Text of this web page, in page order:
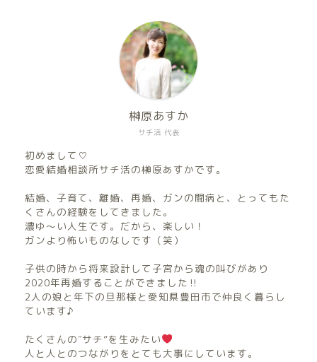
サチ活 代表
榊原あすか
初めまして♡
恋愛結婚相談所サチ活の榊原あすかです。
結婚、子育て、離婚、再婚、ガンの闘病と、とってもた
くさんの経験をしてきました。
濃ゆ〜い人生です。だから、楽しい！
ガンより怖いものなしです（笑）
子供の時から将来設計して子宮から魂の叫びがあり
2020年再婚することができました‼︎
2人の娘と年下の旦那様と愛知県豊田市で仲良く暮らし
ています♪
たくさんの″サチ”を生みたい
人と人とのつながりをとても大事にしています。